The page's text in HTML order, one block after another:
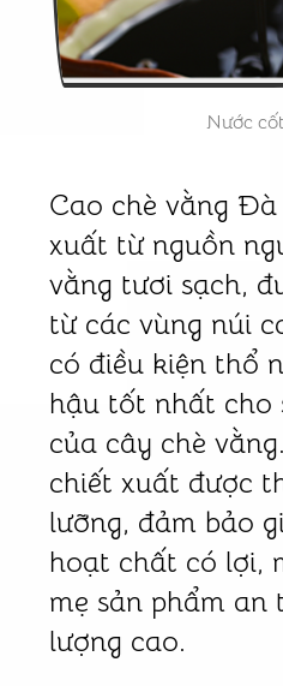
Nước
Cao chè vằng
xuất từ nguồn
vằng tươi sạch,
từ các vùng núi
có điều kiện thổ
hậu tốt nhất cho
của cây chè
chiết xuất được
lưỡng, đảm bảo
hoạt chất có lợi,
mẹ sản phẩm an
lượng cao.